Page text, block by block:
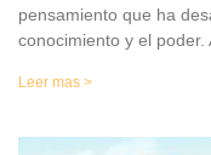
pensamiento que ha
conocimiento y el poder.
Leer mas >